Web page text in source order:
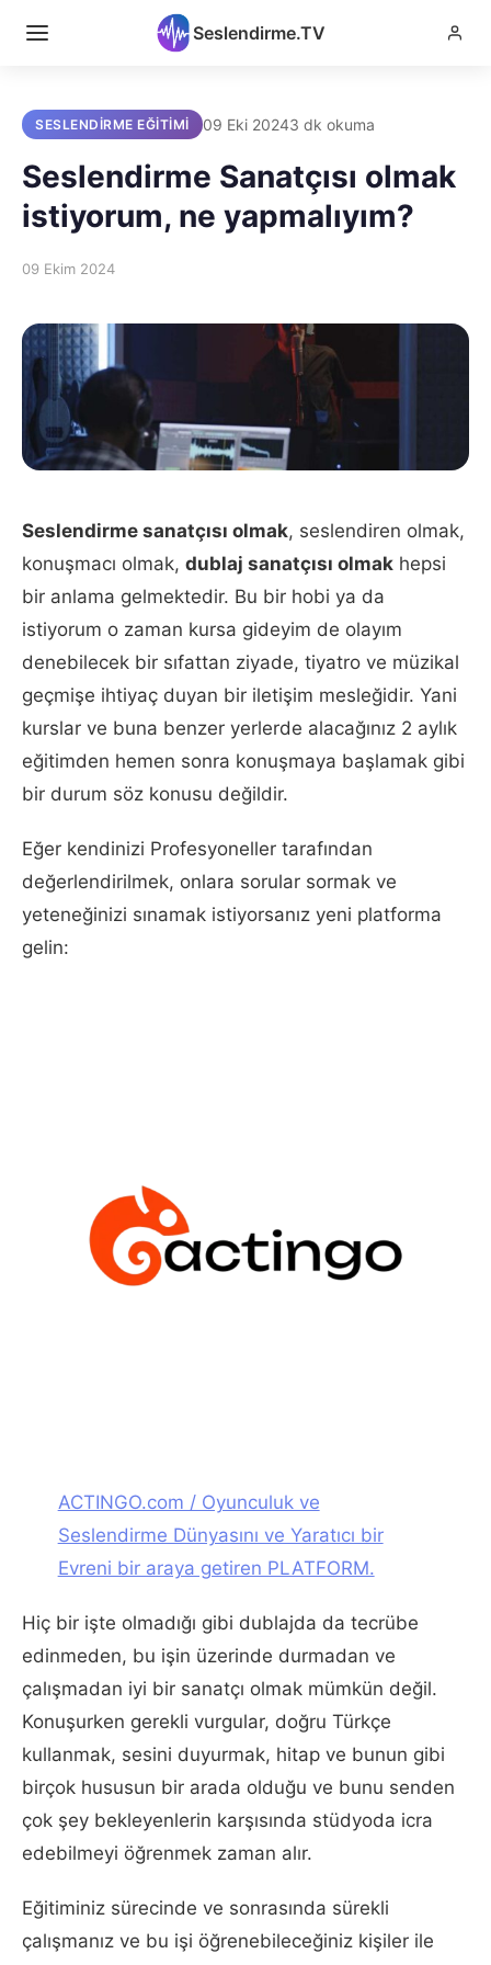
Seslendirme.TV
SESLENDIRME EĞITIMI 09 Eki 20243 dk okuma
Seslendirme Sanatçısı olmak
istiyorum, ne yapmalıyım?
09 Ekim 2024
Seslendirme sanatçısı olmak, seslendiren olmak,
konuşmacı olmak, dublaj sanatçısı olmak hepsi
bir anlama gelmektedir. Bu bir hobi ya da
istiyorum o zaman kursa gideyim de olayım
denebilecek bir sıfattan ziyade, tiyatro ve müzikal
geçmişe ihtiyaç duyan bir iletişim mesleğidir. Yani
kurslar ve buna benzer yerlerde alacağınız 2 aylık
eğitimden hemen sonra konuşmaya başlamak gibi
bir durum söz konusu değildir.
Eğer kendinizi Profesyoneller tarafından
değerlendirilmek, onlara sorular sormak ve
yeteneğinizi sınamak istiyorsanız yeni platforma
gelin:
ACTINGO.com / Oyunculuk ve
Seslendirme Dünyasını ve Yaratıcı bir
Evreni bir araya getiren PLATFORM.
Hiç bir işte olmadığı gibi dublajda da tecrübe
edinmeden, bu işin üzerinde durmadan ve
çalışmadan iyi bir sanatçı olmak mümkün değil.
Konuşurken gerekli vurgular, doğru Türkçe
kullanmak, sesini duyurmak, hitap ve bunun gibi
birçok hususun bir arada olduğu ve bunu senden
çok şey bekleyenlerin karşısında stüdyoda icra
edebilmeyi öğrenmek zaman alır.
Eğitiminiz sürecinde ve sonrasında sürekli
çalışmanız ve bu işi öğrenebileceğiniz kişiler ile